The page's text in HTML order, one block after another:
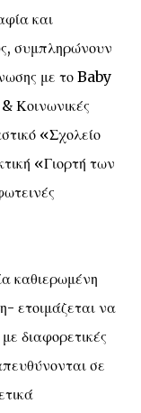
και
συμπληρώνουν
με το Baby
Κοινωνικές
«Σχολείο
«Γιορτή των
ετοιμάζεται να
διαφορετικές
σε